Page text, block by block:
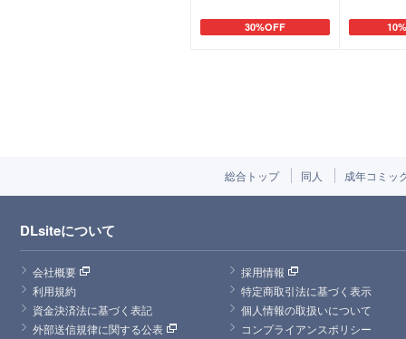
30%OFF
カートに追加 カー
総合トップ 同人 成年コミッ
DLsiteについて
会社概要
採用情報
利用規約
特定商取引法に基づく表示
資金決済法に基づく表記
個人情報の取扱いについて
外部送信規律に関する公表
コンプライアンスポリシー